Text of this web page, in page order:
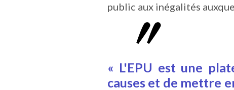
public aux inégalités
« L'EPU est une
causes et de mettre